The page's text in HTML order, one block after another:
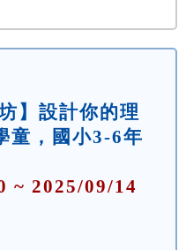
】設計你的理
童，國小3-6年
~ 2025/09/14